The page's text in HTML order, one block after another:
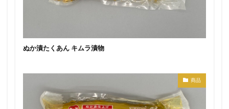
ぬか漬たくあん キムラ漬物
商品